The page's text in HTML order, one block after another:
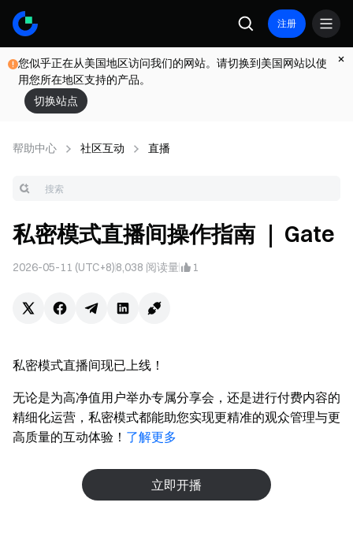
注册
您似乎正在从美国地区访问我们的网站。请切换到美国网站以使
用您所在地区支持的产品。
切换站点
帮助中心 社区互动 直播
私密模式直播间操作指南 ｜ Gate
2026-05-11 (UTC+8)8,038 阅读量 1
私密模式直播间现已上线！
无论是为高净值用户举办专属分享会，还是进行付费内容的
精细化运营，私密模式都能助您实现更精准的观众管理与更
高质量的互动体验！ 了解更多
立即开播